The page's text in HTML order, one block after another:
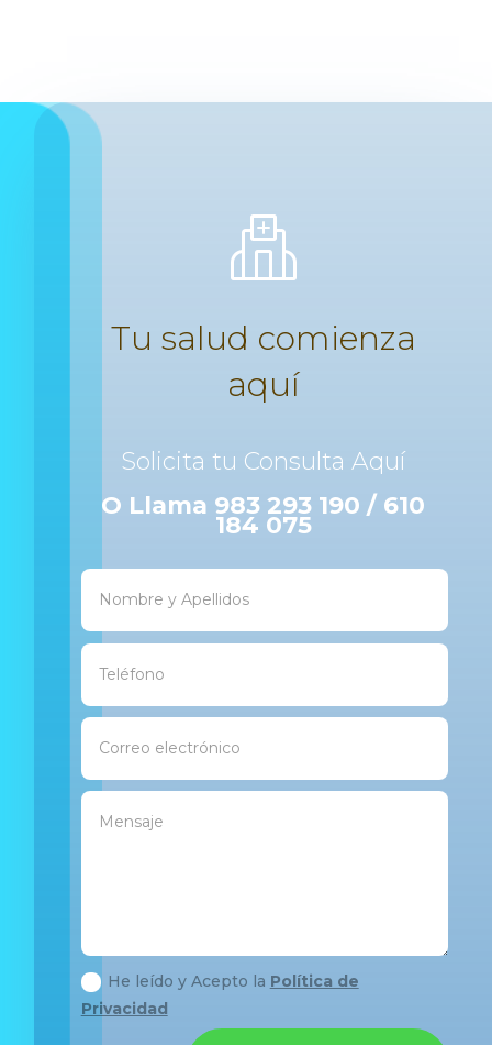
Tu salud comienza
aquí
Solicita tu Consulta Aquí
O Llama 983 293 190 / 610
184 075
He leído y Acepto la Política de
Privacidad